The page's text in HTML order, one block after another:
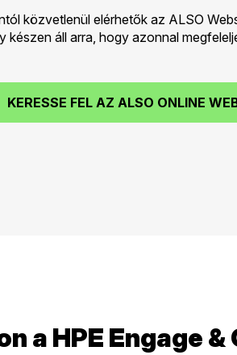
közvetlenül elérhetők az ALSO
készen áll arra, hogy azonnal
KERESSE FEL AZ ALSO ONLINE
a HPE Engage